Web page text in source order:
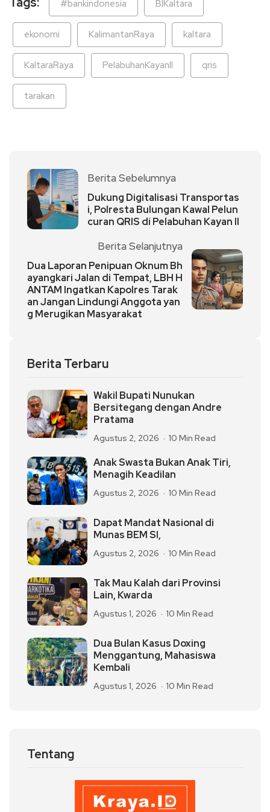
#bankindonesia BIKaltara
ekonomi KalimantanRaya kaltara
KaltaraRaya PelabuhanKayanII qris
tarakan
Berita Sebelumnya
Dukung Digitalisasi Transportas
i, Polresta Bulungan Kawal Pelun
curan QRIS di Pelabuhan Kayan II
Berita Selanjutnya
Dua Laporan Penipuan Oknum Bh
ayangkari Jalan di Tempat, LBH H
ANTAM Ingatkan Kapolres Tarak
an Jangan Lindungi Anggota yan
g Merugikan Masyarakat
Berita Terbaru
Wakil Bupati Nunukan
Bersitegang dengan Andre
Pratama
Agustus 2, 2026 10 Min Read
Anak Swasta Bukan Anak Tiri,
Menagih Keadilan
Agustus 2, 2026 10 Min Read
Dapat Mandat Nasional di
Munas BEM SI,
Agustus 2, 2026 10 Min Read
Tak Mau Kalah dari Provinsi
Lain, Kwarda
Agustus 1, 2026 10 Min Read
Dua Bulan Kasus Doxing
Menggantung, Mahasiswa
Kembali
Agustus 1, 2026 10 Min Read
Tentang